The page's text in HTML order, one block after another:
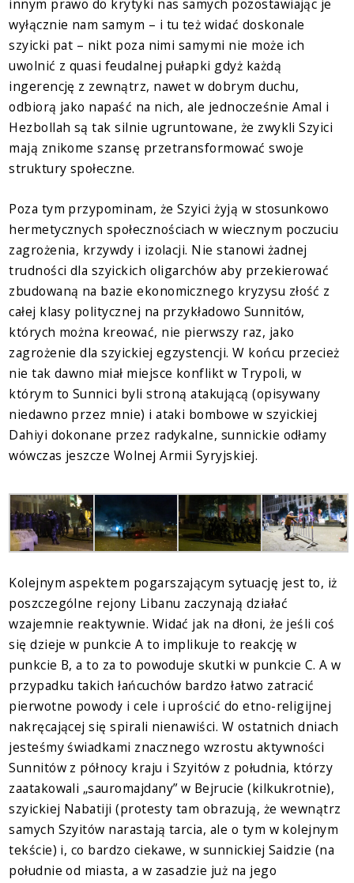
innym prawo do krytyki nas samych pozostawiając je
wyłącznie nam samym – i tu też widać doskonale
szyicki pat – nikt poza nimi samymi nie może ich
uwolnić z quasi feudalnej pułapki gdyż każdą
ingerencję z zewnątrz, nawet w dobrym duchu,
odbiorą jako napaść na nich, ale jednocześnie Amal i
Hezbollah są tak silnie ugruntowane, że zwykli Szyici
mają znikome szansę przetransformować swoje
struktury społeczne.
Poza tym przypominam, że Szyici żyją w stosunkowo
hermetycznych społecznościach w wiecznym poczuciu
zagrożenia, krzywdy i izolacji. Nie stanowi żadnej
trudności dla szyickich oligarchów aby przekierować
zbudowaną na bazie ekonomicznego kryzysu złość z
całej klasy politycznej na przykładowo Sunnitów,
których można kreować, nie pierwszy raz, jako
zagrożenie dla szyickiej egzystencji. W końcu przecież
nie tak dawno miał miejsce konflikt w Trypoli, w
którym to Sunnici byli stroną atakującą (opisywany
niedawno przez mnie) i ataki bombowe w szyickiej
Dahiyi dokonane przez radykalne, sunnickie odłamy
wówczas jeszcze Wolnej Armii Syryjskiej.
Kolejnym aspektem pogarszającym sytuację jest to, iż
poszczególne rejony Libanu zaczynają działać
wzajemnie reaktywnie. Widać jak na dłoni, że jeśli coś
się dzieje w punkcie A to implikuje to reakcję w
punkcie B, a to za to powoduje skutki w punkcie C. A w
przypadku takich łańcuchów bardzo łatwo zatracić
pierwotne powody i cele i uprościć do etno-religijnej
nakręcającej się spirali nienawiści. W ostatnich dniach
jesteśmy świadkami znacznego wzrostu aktywności
Sunnitów z północy kraju i Szyitów z południa, którzy
zaatakowali „sauromajdany” w Bejrucie (kilkukrotnie),
szyickiej Nabatiji (protesty tam obrazują, że wewnątrz
samych Szyitów narastają tarcia, ale o tym w kolejnym
tekście) i, co bardzo ciekawe, w sunnickiej Saidzie (na
południe od miasta, a w zasadzie już na jego